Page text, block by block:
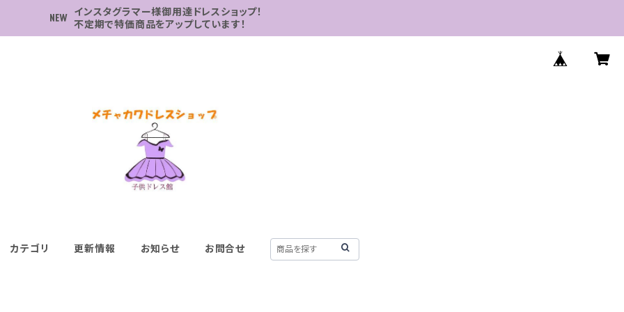
インスタグラマー様御用達ドレスショップ！
不定期で特価商品をアップしています！
カテゴリ 更新情報 お知らせ お問合せ